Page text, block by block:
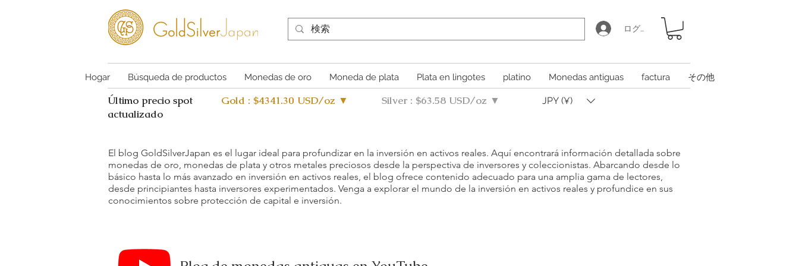
ログイン
Hogar Búsqueda de productos Monedas de oro Moneda de plata Plata en lingotes platino Monedas antiguas factura その他
Último precio spot
actualizado
Gold : $4341.30 USD/oz ▼ Silver : $63.58 USD/oz ▼ JPY (¥)
El blog GoldSilverJapan es el lugar ideal para profundizar en la inversión en activos reales. Aquí encontrará información detallada sobre
monedas de oro, monedas de plata y otros metales preciosos desde la perspectiva de inversores y coleccionistas. Abarcando desde lo
básico hasta lo más avanzado en inversión en activos reales, el blog ofrece contenido adecuado para una amplia gama de lectores,
desde principiantes hasta inversores experimentados. Venga a explorar el mundo de la inversión en activos reales y profundice en sus
conocimientos sobre protección de capital e inversión.